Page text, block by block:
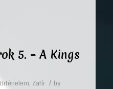
5. – A Kings
, Zafír / by